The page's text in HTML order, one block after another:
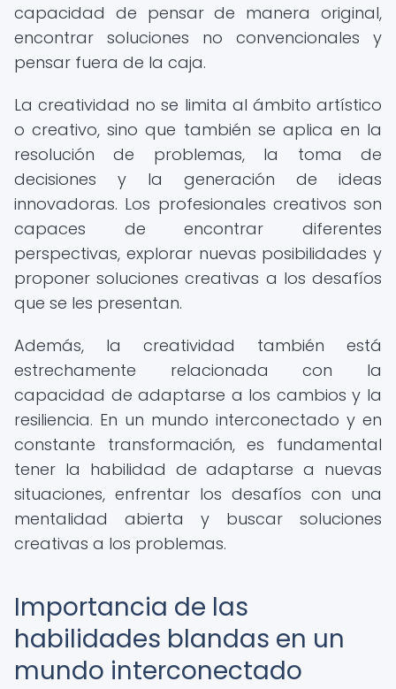
capacidad de pensar de manera original,
encontrar soluciones no convencionales y
pensar fuera de la caja.
La creatividad no se limita al ámbito artístico
o creativo, sino que también se aplica en la
resolución de problemas, la toma de
decisiones y la generación de ideas
innovadoras. Los profesionales creativos son
capaces de encontrar diferentes
perspectivas, explorar nuevas posibilidades y
proponer soluciones creativas a los desafíos
que se les presentan.
Además, la creatividad también está
estrechamente relacionada con la
capacidad de adaptarse a los cambios y la
resiliencia. En un mundo interconectado y en
constante transformación, es fundamental
tener la habilidad de adaptarse a nuevas
situaciones, enfrentar los desafíos con una
mentalidad abierta y buscar soluciones
creativas a los problemas.
Importancia de las
habilidades blandas en un
mundo interconectado